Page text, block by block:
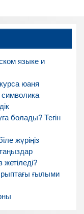
языке и
юаня
болады? Тегін
жүріңіз
ғылыми